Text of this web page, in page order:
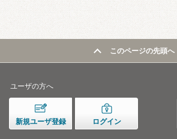
このページの先頭へ
ユーザの方へ
新規ユーザ登録 ログイン